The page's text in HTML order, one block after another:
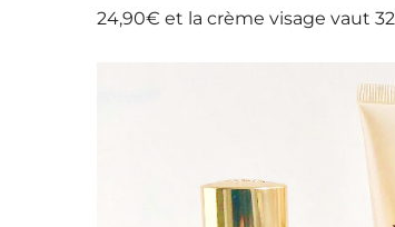
24,90€ et la crème visage vaut